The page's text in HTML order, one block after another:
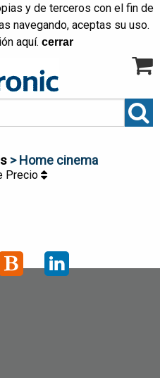
y de terceros con el fin de
navegando, aceptas su uso.
aquí. cerrar
> Home cinema
Precio